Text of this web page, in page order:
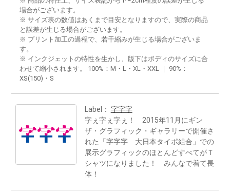
場合がございます。
※ サイズ表の数値はあくまで目安となりますので、実際の商品
と誤差が生じる場合がございます。
※ プリント加工の過程で、若干縮みが生じる場合がございま
す。
※ インクジェットの特性を生かし、版下はボディのサイズに合
わせて縮小されます。 100%：M・L・XL・XXL ｜ 90%：
XS(150)・S
Label： 字字字
字ぇ字ぇ字ぇ！ 2015年11月にギン
ザ・グラフィック・ギャラリーで開催さ
れた「字字字 大日本タイポ組合」での
展示グラフィックのほとんどすべてがＴ
シャツになりました！ みんなで着て長
体！